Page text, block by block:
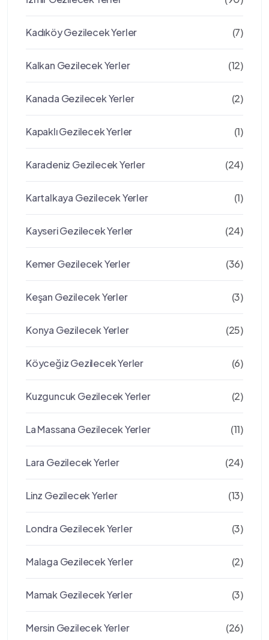
Kadıköy Gezilecek Yerler (7)
Kalkan Gezilecek Yerler (12)
Kanada Gezilecek Yerler (2)
Kapaklı Gezilecek Yerler (1)
Karadeniz Gezilecek Yerler (24)
Kartalkaya Gezilecek Yerler (1)
Kayseri Gezilecek Yerler (24)
Kemer Gezilecek Yerler (36)
Keşan Gezilecek Yerler (3)
Konya Gezilecek Yerler (25)
Köyceğiz Gezilecek Yerler (6)
Kuzguncuk Gezilecek Yerler (2)
La Massana Gezilecek Yerler (11)
Lara Gezilecek Yerler (24)
Linz Gezilecek Yerler (13)
Londra Gezilecek Yerler (3)
Malaga Gezilecek Yerler (2)
Mamak Gezilecek Yerler (3)
Mersin Gezilecek Yerler (26)